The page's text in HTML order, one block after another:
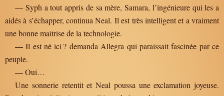
— Syph a tout appris de sa mère, Samara, l’ingénieure qui les a
aidés à s’échapper, continua Neal. Il est très intelligent et a vraiment
une bonne maitrise de la technologie.
— Il est né ici ? demanda Allegra qui paraissait fascinée par ce
peuple.
— Oui…
Une sonnerie retentit et Neal poussa une exclamation joyeuse.